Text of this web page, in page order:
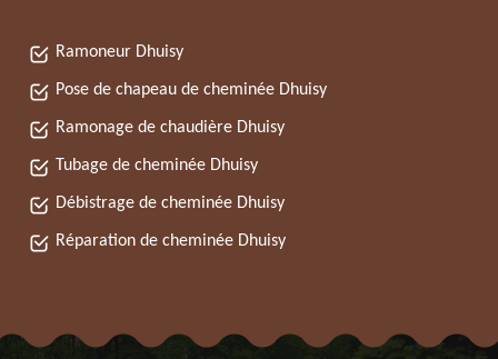
Ramoneur Dhuisy
Pose de chapeau de cheminée Dhuisy
Ramonage de chaudière Dhuisy
Tubage de cheminée Dhuisy
Débistrage de cheminée Dhuisy
Réparation de cheminée Dhuisy